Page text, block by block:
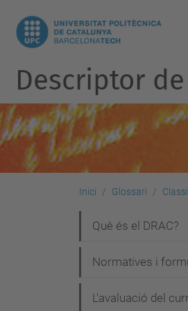
Descriptor
Inici Glossari
a
v
Què és el DRAC?
Normatives i
L'avaluació del